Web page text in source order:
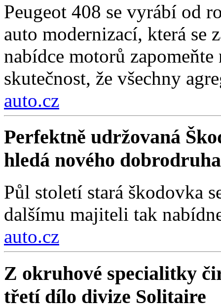
Peugeot 408 se vyrábí od
auto modernizací, která se
nabídce motorů
skutečnost, že všechny
auto.cz
Perfektně udržovaná
hledá nového
Půl století stará škodovka
dalšímu majiteli tak
auto.cz
Z okruhové specialitky
třetí dílo divize Solitaire